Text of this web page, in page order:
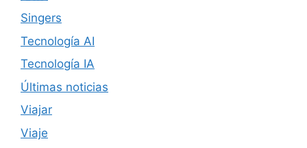
Singers
Tecnología AI
Tecnología IA
Últimas noticias
Viajar
Viaje